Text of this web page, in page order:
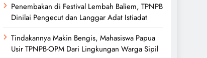
Penembakan di Festival Lembah Baliem, TPNPB
Dinilai Pengecut dan Langgar Adat Istiadat
Tindakannya Makin Bengis, Mahasiswa Papua
Usir TPNPB-OPM Dari Lingkungan Warga Sipil